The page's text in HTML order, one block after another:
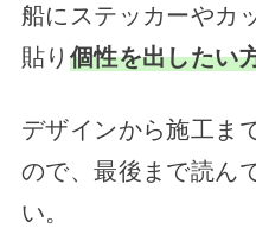
船にステッカーやカ
貼り 個性を出したい
デザインから施工ま
ので、最後まで読ん
い。